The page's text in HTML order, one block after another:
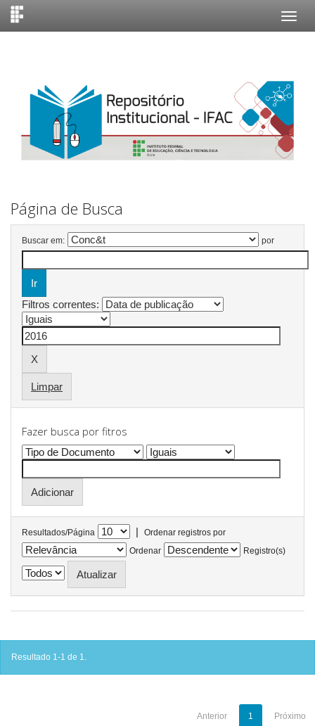
Página de Busca
Buscar em: por
Filtros correntes:
Limpar
Fazer busca por fitros
Resultados/Página |
Ordenar registros por
Ordenar
Registro(s)
Resultado 1-1 de 1.
Anterior 1 Próximo